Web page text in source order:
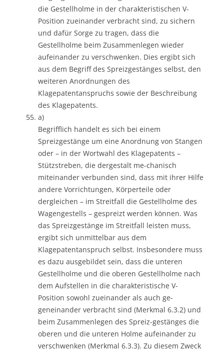
die Gestellholme in der charakteristischen V-
Position zueinander verbracht sind, zu sichern
und dafür Sorge zu tragen, dass die
Gestellholme beim Zusammenlegen wieder
aufeinander zu verschwenken. Dies ergibt sich
aus dem Begriff des Spreizgestänges selbst, den
weiteren Anordnungen des
Klagepatentanspruchs sowie der Beschreibung
des Klagepatents.
a)
Begrifflich handelt es sich bei einem
Spreizgestänge um eine Anordnung von Stangen
oder – in der Wortwahl des Klagepatents –
Stützstreben, die dergestalt me-chanisch
miteinander verbunden sind, dass mit ihrer Hilfe
andere Vorrichtungen, Körperteile oder
dergleichen – im Streitfall die Gestellholme des
Wagengestells – gespreizt werden können. Was
das Spreizgestänge im Streitfall leisten muss,
ergibt sich unmittelbar aus dem
Klagepatentanspruch selbst. Insbesondere muss
es dazu ausgebildet sein, dass die unteren
Gestellholme und die oberen Gestellholme nach
dem Aufstellen in die charakteristische V-
Position sowohl zueinander als auch ge-
geneinander verbracht sind (Merkmal 6.3.2) und
beim Zusammenlegen des Spreiz-gestänges die
oberen und die unteren Holme aufeinander zu
verschwenken (Merkmal 6.3.3). Zu diesem Zweck